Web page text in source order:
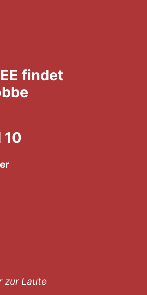
findet
10
– 20 Uhr
Plätze)
zur Laute